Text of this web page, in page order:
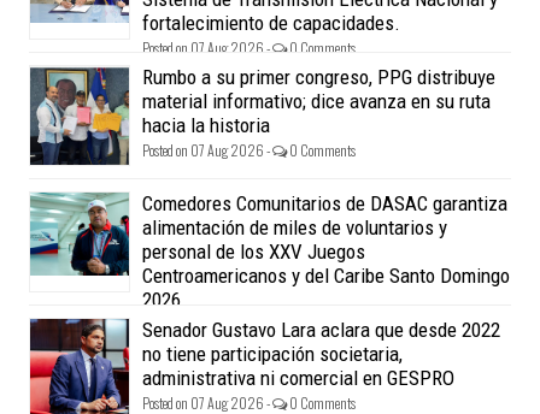
fortalecimiento de capacidades.
Posted on 07 Aug 2026 - 0 Comments
Rumbo a su primer congreso, PPG distribuye
material informativo; dice avanza en su ruta
hacia la historia
Posted on 07 Aug 2026 - 0 Comments
Comedores Comunitarios de DASAC garantiza
alimentación de miles de voluntarios y
personal de los XXV Juegos
Centroamericanos y del Caribe Santo Domingo
2026
Posted on 07 Aug 2026 - 0 Comments
Senador Gustavo Lara aclara que desde 2022
no tiene participación societaria,
administrativa ni comercial en GESPRO
Posted on 07 Aug 2026 - 0 Comments